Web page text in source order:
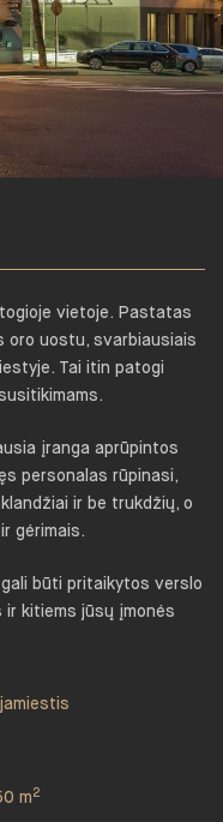
vietoje. Pastatas
oro uostu, svarbiausiais
Tai itin patogi
įranga aprūpintos
personalas rūpinasi,
ir be trukdžių, o
gėrimais.
būti pritaikytos verslo
ir kitiems jūsų įmonės
m 2